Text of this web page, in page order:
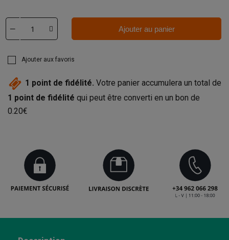
Ajouter au panier
Ajouter aux favoris
1 point de fidélité. Votre panier accumulera un total de
1 point de fidélité qui peut être converti en un bon de
0.20€